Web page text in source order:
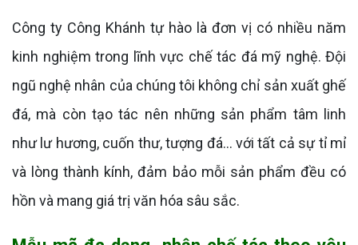
Công ty Công Khánh tự hào là đơn vị có nhiều năm
kinh nghiệm trong lĩnh vực chế tác đá mỹ nghệ. Đội
ngũ nghệ nhân của chúng tôi không chỉ sản xuất ghế
đá, mà còn tạo tác nên những sản phẩm tâm linh
như lư hương, cuốn thư, tượng đá... với tất cả sự tỉ mỉ
và lòng thành kính, đảm bảo mỗi sản phẩm đều có
hồn và mang giá trị văn hóa sâu sắc.